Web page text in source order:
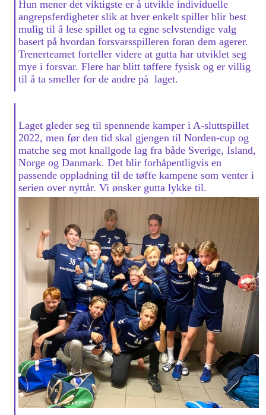
Hun mener det viktigste er å utvikle individuelle
angrepsferdigheter slik at hver enkelt spiller blir best
mulig til å lese spillet og ta egne selvstendige valg
basert på hvordan forsvarsspilleren foran dem agerer.
Trenerteamet forteller videre at gutta har utviklet seg
mye i forsvar. Flere har blitt tøffere fysisk og er villig
til å ta smeller for de andre på laget.
Laget gleder seg til spennende kamper i A-sluttspillet
2022, men før den tid skal gjengen til Norden-cup og
matche seg mot knallgode lag fra både Sverige, Island,
Norge og Danmark. Det blir forhåpentligvis en
passende oppladning til de tøffe kampene som venter i
serien over nyttår. Vi ønsker gutta lykke til.